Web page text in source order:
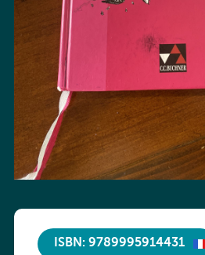
ISBN: 9789995914431